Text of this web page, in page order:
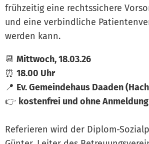
frühzeitig eine rechtssichere
und eine verbindliche
werden kann.
📆 Mittwoch, 18.03.26
⏰️ 18.00 Uhr
📍 Ev. Gemeindehaus Daaden
👉️ kostenfrei und ohne Anmeldung
Referieren wird der Diplom-